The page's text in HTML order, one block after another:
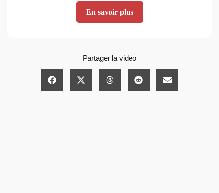
En savoir plus
Partager la vidéo